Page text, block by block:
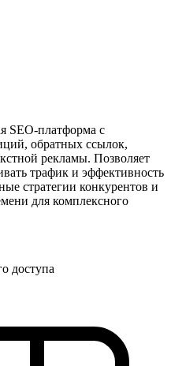
SEO-платформа с
обратных ссылок,
рекламы. Позволяет
трафик и эффективность
стратегии конкурентов и
для комплексного
доступа